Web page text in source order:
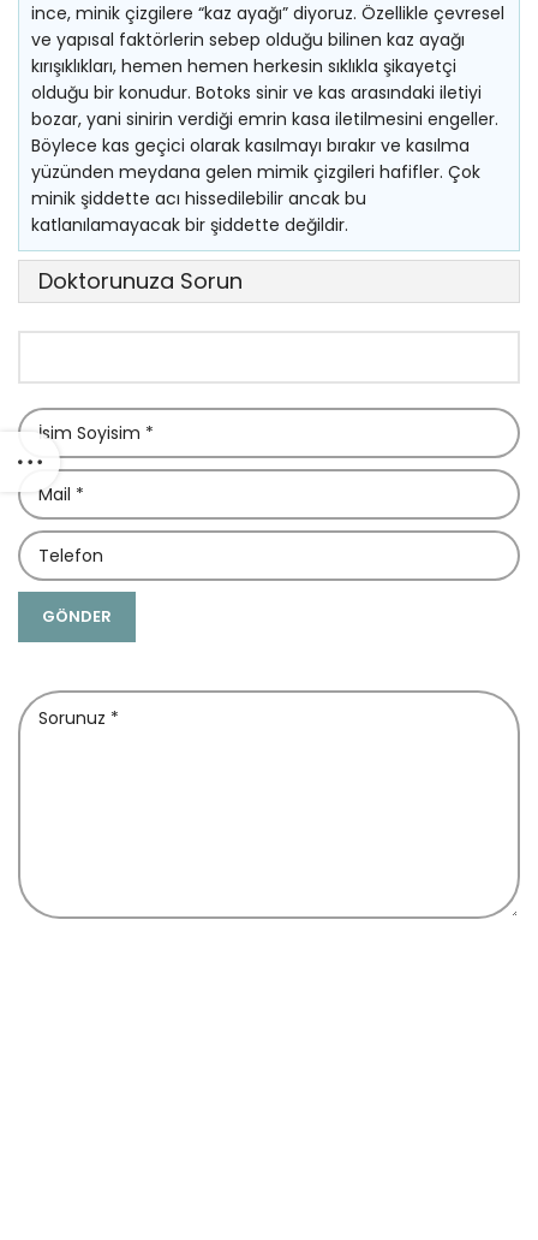
ince, minik çizgilere “kaz ayağı” diyoruz. Özellikle çevresel
ve yapısal faktörlerin sebep olduğu bilinen kaz ayağı
kırışıklıkları, hemen hemen herkesin sıklıkla şikayetçi
olduğu bir konudur. Botoks sinir ve kas arasındaki iletiyi
bozar, yani sinirin verdiği emrin kasa iletilmesini engeller.
Böylece kas geçici olarak kasılmayı bırakır ve kasılma
yüzünden meydana gelen mimik çizgileri hafifler. Çok
minik şiddette acı hissedilebilir ancak bu
katlanılamayacak bir şiddette değildir.
Doktorunuza Sorun